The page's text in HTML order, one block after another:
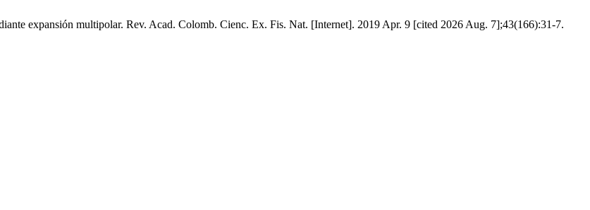
expansión multipolar. Rev. Acad. Colomb. Cienc. Ex. Fis. Nat. [Internet]. 2019 Apr. 9 [cited 2026 Aug. 7];43(166):31-7.